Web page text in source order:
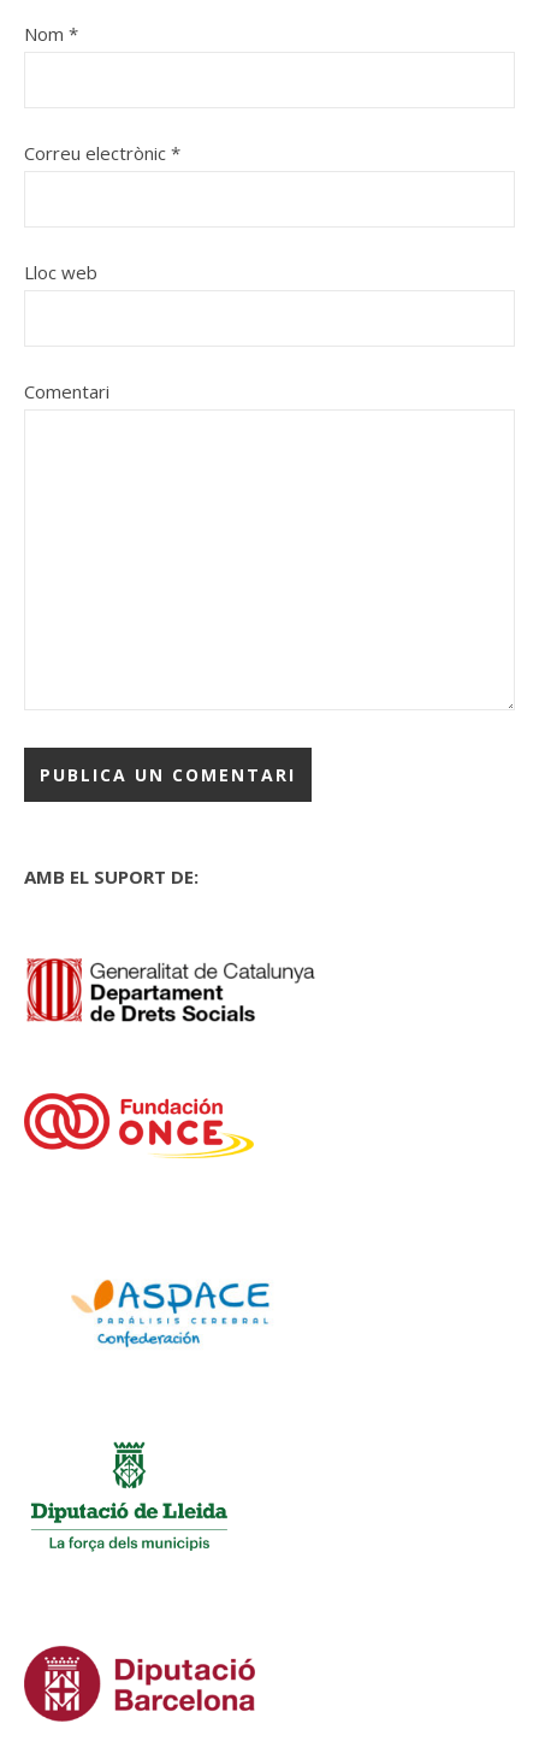
Nom *
Correu electrònic *
Lloc web
Comentari
AMB EL SUPORT DE: